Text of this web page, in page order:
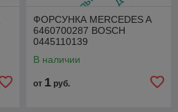
ФОРСУНКА MERCEDES A
6460700287 BOSCH
0445110139
В наличии
от 1 руб.